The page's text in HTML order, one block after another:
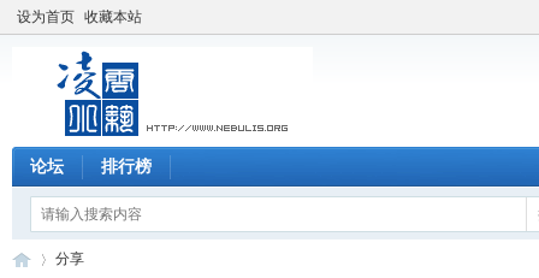
设为首页 收藏本站
论坛 排行榜
分享